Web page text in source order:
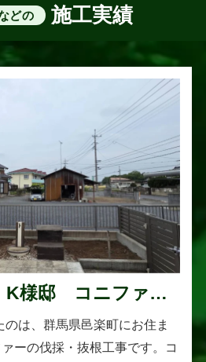
どの 施工実績
様邸 コニファー
は、群馬県邑楽町にお住ま
ーの伐採・抜根工事です。コ